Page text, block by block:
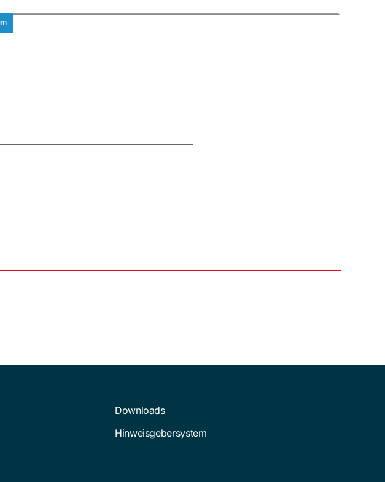
Downloads
Hinweisgebersystem